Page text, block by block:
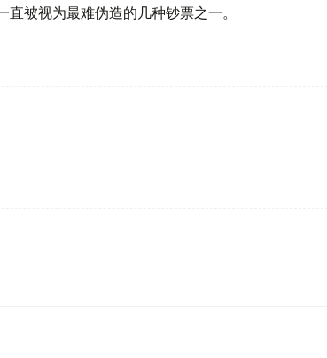
被视为最难伪造的几种钞票之一。